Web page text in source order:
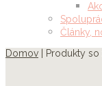
Články,
Domov | Produkty